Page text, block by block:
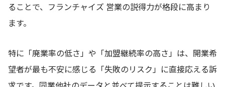
ることで、フランチャイズ 営業の説得力が格段に高まり
ます。
特に「廃業率の低さ」や「加盟継続率の高さ」は、開業希
望者が最も不安に感じる「失敗のリスク」に直接応える訴